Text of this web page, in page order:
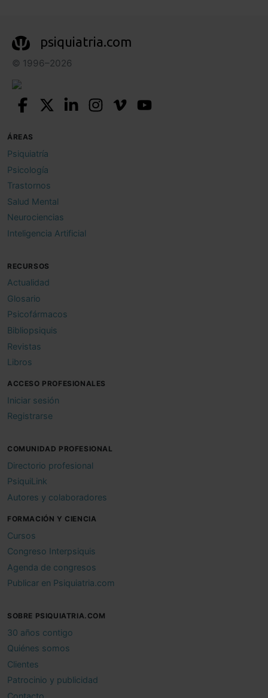
psiquiatria.com
© 1996–2026
ÁREAS
Psiquiatría
Psicología
Trastornos
Salud Mental
Neurociencias
Inteligencia Artificial
RECURSOS
Actualidad
Glosario
Psicofármacos
Bibliopsiquis
Revistas
Libros
ACCESO PROFESIONALES
Iniciar sesión
Registrarse
COMUNIDAD PROFESIONAL
Directorio profesional
PsiquiLink
Autores y colaboradores
FORMACIÓN Y CIENCIA
Cursos
Congreso Interpsiquis
Agenda de congresos
Publicar en Psiquiatria.com
SOBRE PSIQUIATRIA.COM
30 años contigo
Quiénes somos
Clientes
Patrocinio y publicidad
Contacto